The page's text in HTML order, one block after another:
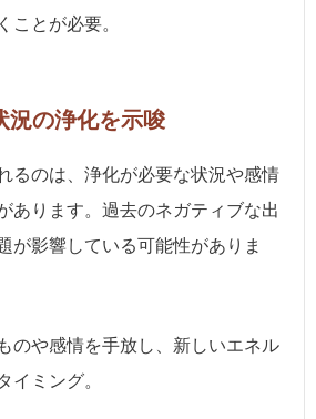
ことが必要。
況の浄化を示唆
るのは、浄化が必要な状況や感情
あります。過去のネガティブな出
が影響している可能性がありま
のや感情を手放し、新しいエネル
イミング。